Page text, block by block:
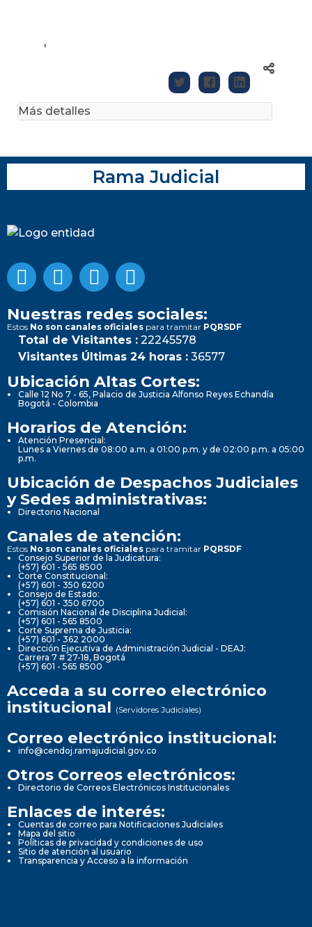
'
Más detalles
Rama Judicial
Nuestras redes sociales:
Estos No son canales oficiales para tramitar PQRSDF
Total de Visitantes : 22245578
Visitantes Últimas 24 horas : 36577
Ubicación Altas Cortes:
Calle 12 No 7 - 65, Palacio de Justicia Alfonso Reyes Echandía
Bogotá - Colombia
Horarios de Atención:
Atención Presencial:
Lunes a Viernes de 08:00 a.m. a 01:00 p.m. y de 02:00 p.m. a 05:00
p.m.
Ubicación de Despachos Judiciales
y Sedes administrativas:
Directorio Nacional
Canales de atención:
Estos No son canales oficiales para tramitar PQRSDF
Consejo Superior de la Judicatura:
(+57) 601 - 565 8500
Corte Constitucional:
(+57) 601 - 350 6200
Consejo de Estado:
(+57) 601 - 350 6700
Comisión Nacional de Disciplina Judicial:
(+57) 601 - 565 8500
Corte Suprema de Justicia:
(+57) 601 - 362 2000
Dirección Ejecutiva de Administración Judicial - DEAJ:
Carrera 7 # 27-18, Bogotá
(+57) 601 - 565 8500
Acceda a su correo electrónico
institucional (Servidores Judiciales)
Correo electrónico institucional:
info@cendoj.ramajudicial.gov.co
Otros Correos electrónicos:
Directorio de Correos Electrónicos Institucionales
Enlaces de interés:
Cuentas de correo para Notificaciones Judiciales
Mapa del sitio
Políticas de privacidad y condiciones de uso
Sitio de atención al usuario
Transparencia y Acceso a la información